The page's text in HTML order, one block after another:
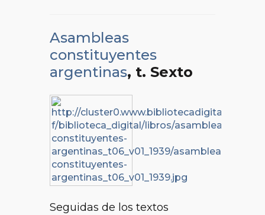
Asambleas
constituyentes
argentinas, t. Sexto
Seguidas de los textos